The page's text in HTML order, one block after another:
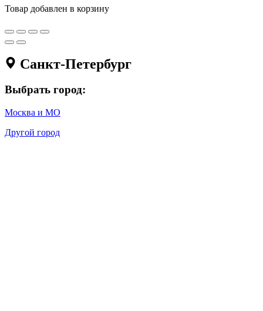
Товар добавлен в корзину
Санкт-Петербург
Выбрать город:
Москва и МО
Другой город